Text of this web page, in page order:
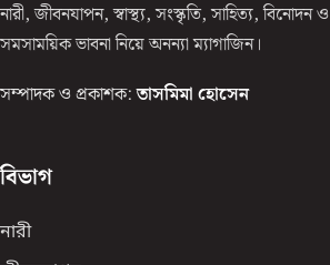
নারী, জীবনযাপন, স্বাস্থ্য, সংস্কৃতি, সাহিত্য, বিনোদন ও
সমসাময়িক ভাবনা নিয়ে অনন্যা ম্যাগাজিন।
সম্পাদক ও প্রকাশক: তাসমিমা হোসেন
বিভাগ
নারী